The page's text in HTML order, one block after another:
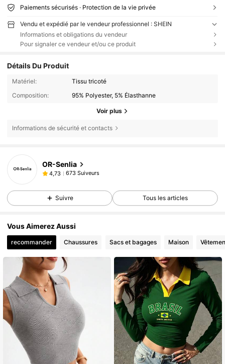
Paiements sécurisés · Protection de la vie privée
Vendu et expédié par le vendeur professionnel : SHEIN
Informations et obligations du vendeur
Pour signaler ce vendeur et/ou ce produit
Détails Du Produit
Matériel:
Tissu tricoté
Composition:
95% Polyester, 5% Élasthanne
Voir plus
Informations de sécurité et contacts
OR-Senlia
4,73 673 Suiveurs
Suivre Tous les articles
Vous Aimerez Aussi
recommander Chaussures Sacs et bagages Maison